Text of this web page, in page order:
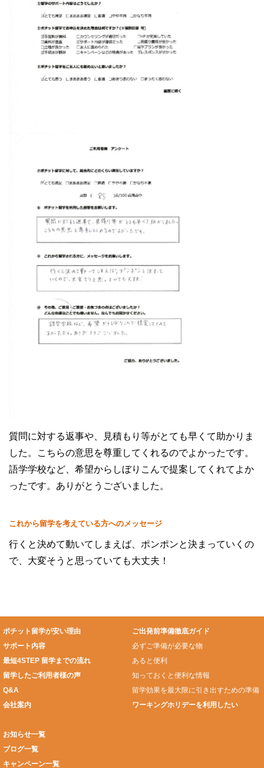
質問に対する返事や、見積もり等がとても早くて助かりま
した。こちらの意思を尊重してくれるのでよかったです。
語学学校など、希望からしぼりこんで提案してくれてよか
ったです。ありがとうございました。
これから留学を考えている方へのメッセージ
行くと決めて動いてしまえば、ポンポンと決まっていくの
で、大変そうと思っていても大丈夫！
ポチット留学が安い理由
サポート内容
最短4STEP 留学までの流れ
留学したご利用者様の声
Q&A
会社案内
ご出発前準備徹底ガイド
必ずご準備が必要な物
あると便利
知っておくと便利な情報
留学効果を最大限に引き出すための準備
ワーキングホリデーを利用したい
お知らせ一覧
ブログ一覧
キャンペーン一覧